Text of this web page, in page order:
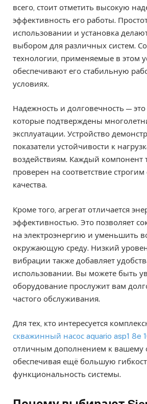
всего, стоит отметить высокую
эффективность его работы.
использовании и установка
выбором для различных систем.
технологии, применяемые в этом
обеспечивают его стабильную
условиях.
Надежность и долговечность —
которые подтверждены
эксплуатации. Устройство
показатели устойчивости к
воздействиям. Каждый компонент
проверен на соответствие строгим
качества.
Кроме того, агрегат отличается
эффективностью. Это позволяет
на электроэнергию и уменьшить
окружающую среду. Низкий
вибрации также добавляет
использовании. Вы можете быть
оборудование прослужит вам
частого обслуживания.
Для тех, кто интересуется
скважинный насос aquario asp1 8e
отличным дополнением к вашему
обеспечивая ещё большую
функциональность системы.